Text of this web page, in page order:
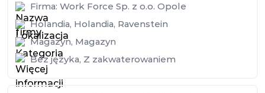
Firma: Work Force Sp. z o.o. Opole
Holandia, Holandia, Ravenstein
Magazyn, Magazyn
Bez języka, Z zakwaterowaniem